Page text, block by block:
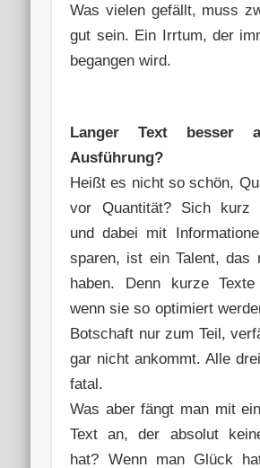
Was vielen gefällt, muss
gut sein. Ein Irrtum, der
begangen wird.
Langer Text besser
Ausführung?
Heißt es nicht so schön,
vor Quantität? Sich kurz
und dabei mit
sparen, ist ein Talent, das
haben. Denn kurze Texte
wenn sie so optimiert
Botschaft nur zum Teil,
gar nicht ankommt. Alle
fatal.
Was aber fängt man mit
Text an, der absolut
hat? Wenn man Glück